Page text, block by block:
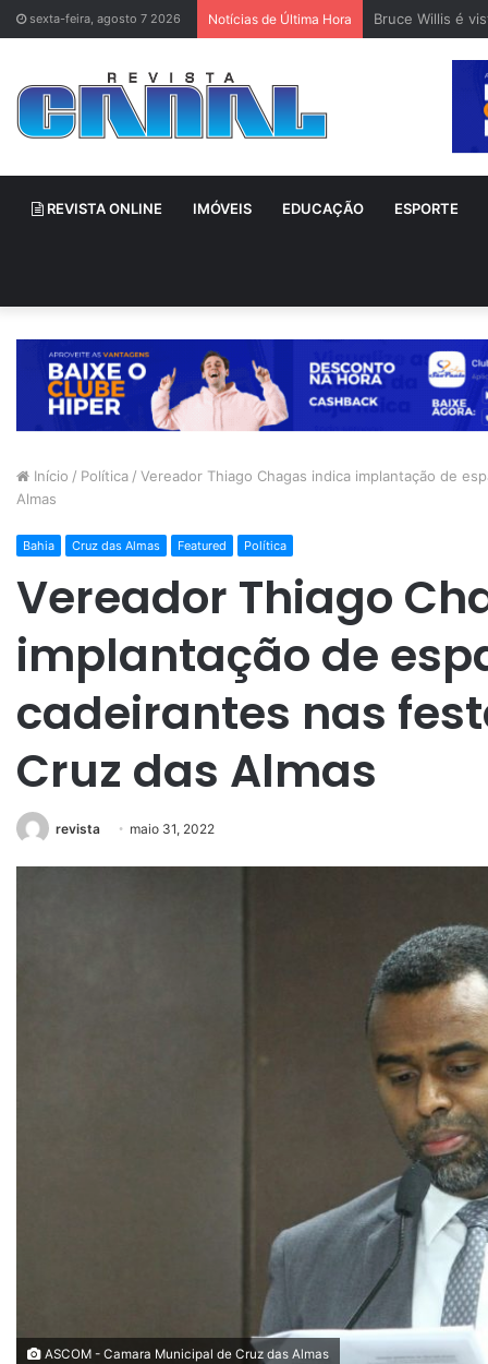
sexta-feira, agosto 7 2026 Notícias de Última Hora Bruce Willis é
REVISTA ONLINE IMÓVEIS EDUCAÇÃO ESPORTE
Início / Política / Vereador Thiago Chagas indica implantação de
Almas
Bahia Cruz das Almas Featured Política
Vereador Thiago
implantação de
cadeirantes nas
Cruz das Almas
revista maio 31, 2022
ASCOM - Camara Municipal de Cruz das Almas